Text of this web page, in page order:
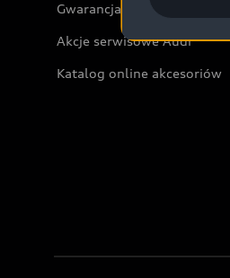
Gwarancja
Akcje serwisowe Audi
Katalog online akcesoriów